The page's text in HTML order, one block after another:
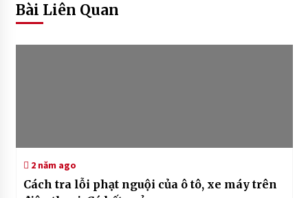
Bài Liên Quan
2 năm ago
Cách tra lỗi phạt nguội của ô tô, xe máy trên